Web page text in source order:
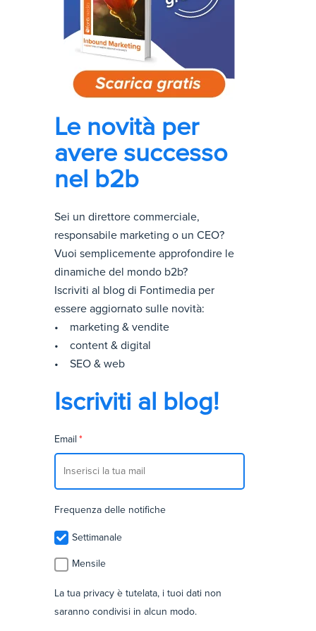
Le novità per
avere successo
nel b2b
Sei un direttore commerciale,
responsabile marketing o un CEO?
Vuoi semplicemente approfondire le
dinamiche del mondo b2b?
Iscriviti al blog di Fontimedia per
essere aggiornato sulle novità:
• marketing & vendite
• content & digital
• SEO & web
Iscriviti al blog!
Email *
Frequenza delle notifiche
Settimanale
Mensile
La tua privacy è tutelata, i tuoi dati non
saranno condivisi in alcun modo.